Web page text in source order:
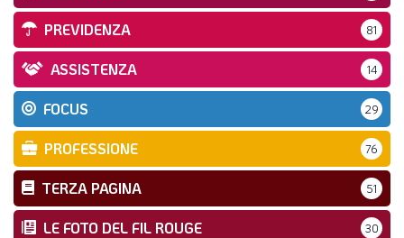
PREVIDENZA 81
ASSISTENZA 14
FOCUS 29
PROFESSIONE 76
TERZA PAGINA 51
LE FOTO DEL FIL ROUGE 30